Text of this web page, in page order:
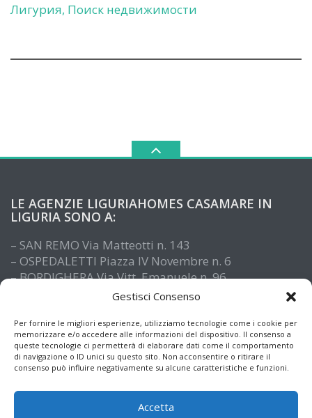
Gestisci Consenso
Per fornire le migliori esperienze, utilizziamo tecnologie come i cookie per
memorizzare e/o accedere alle informazioni del dispositivo. Il consenso a
queste tecnologie ci permetterà di elaborare dati come il comportamento
di navigazione o ID unici su questo sito. Non acconsentire o ritirare il
consenso può influire negativamente su alcune caratteristiche e funzioni.
Accetta
Лигурия, Поиск недвижимости
LE AGENZIE LIGURIAHOMES CASAMARE IN
LIGURIA SONO A:
– SAN REMO Via Matteotti n. 143
– OSPEDALETTI Piazza IV Novembre n. 6
– BORDIGHERA Via Vitt. Emanuele n. 96
– IMPERIA Piazza De Amicis n. 15
– ALASSIO Via XX Settembre n. 61